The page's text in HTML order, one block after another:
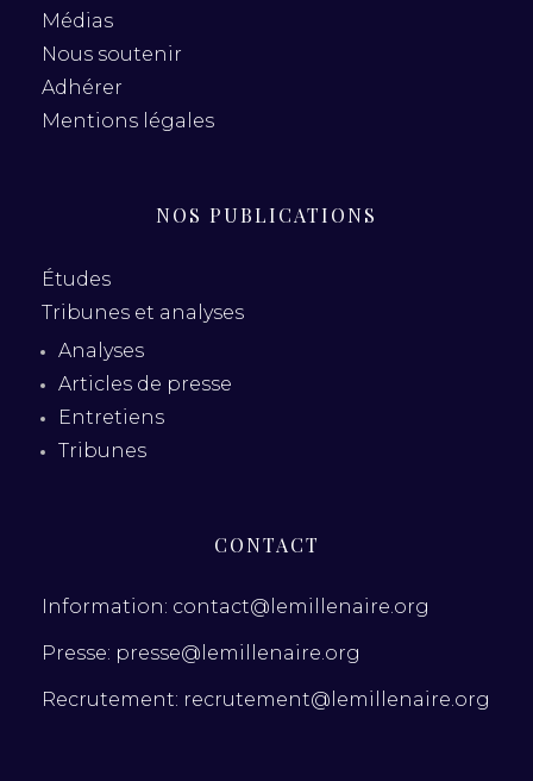
Médias
Nous soutenir
Adhérer
Mentions légales
NOS PUBLICATIONS
Études
Tribunes et analyses
Analyses
Articles de presse
Entretiens
Tribunes
CONTACT
Information: contact@lemillenaire.org
Presse: presse@lemillenaire.org
Recrutement: recrutement@lemillenaire.org